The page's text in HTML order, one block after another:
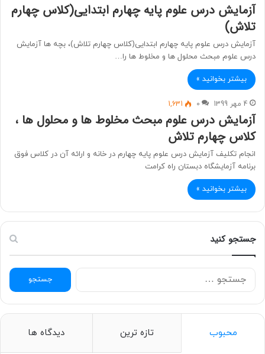
آزمایش درس علوم پایه چهارم ابتدایی(کلاس چهارم
تلاش)
آزمایش درس علوم پایه چهارم ابتدایی(کلاس چهارم تلاش)، بچه ها آزمایش
درس علوم مبحث محلول ها و مخلوط ها را…
بیشتر بخوانید »
4 مهر 1399 0
1,631
آزمایش درس علوم مبحث مخلوط ها و محلول ها ،
کلاس چهارم تلاش
انجام تکلیف آزمایش درس علوم پایه چهارم در خانه و ارائه آن در کلاس فوق
برنامه آزمایشگاه دبستان راه کرامت
بیشتر بخوانید »
جستجو کنید
ج
س
ج
محبوب تازه ترین دیدگاه ها